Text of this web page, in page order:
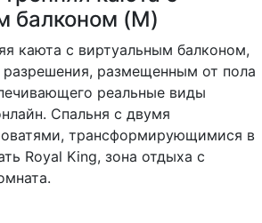
балконом (M)
каюта с виртуальным балконом,
размещенным от пола
реальные виды
Спальня с двумя
трансформирующимися в
Royal King, зона отдыха с